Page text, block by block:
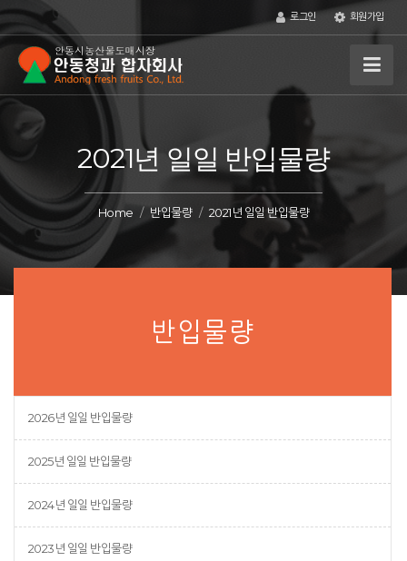
로그인 회원가입
2021년 일일 반입물량
Home 반입물량 2021년 일일 반입물량
반입물량
2026년 일일 반입물량
2025년 일일 반입물량
2024년 일일 반입물량
2023년 일일 반입물량